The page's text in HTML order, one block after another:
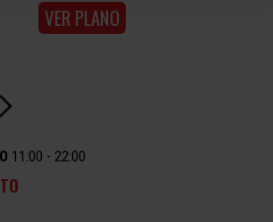
VER PLANO
11:00 - 22:00